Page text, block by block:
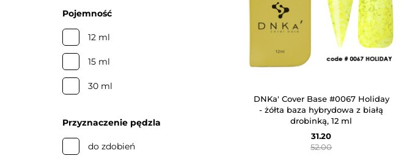
Pojemność
12 ml
15 ml
30 ml
Przyznaczenie pędzla
do zdobień
DNKa' Cover Base #0067 Holiday
- żółta baza hybrydowa z białą
drobinką, 12 ml
31.20
52.00